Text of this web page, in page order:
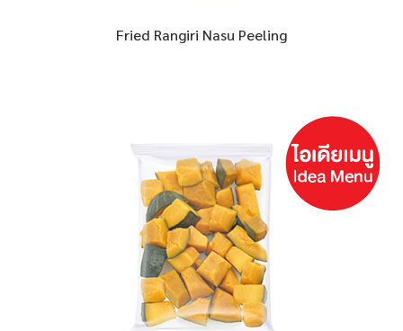
Fried Rangiri Nasu Peeling